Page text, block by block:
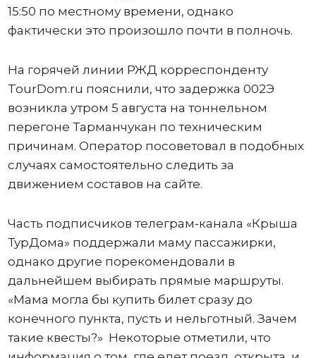
15:50 по местному времени, однако
фактически это произошло почти в полночь.
На горячей линии РЖД корреспонденту
TourDom.ru пояснили, что задержка 002Э
возникла утром 5 августа на тоннельном
перегоне Тарманчукан по техническим
причинам. Оператор посоветовал в подобных
случаях самостоятельно следить за
движением составов на сайте.
Часть подписчиков телеграм-канала «Крыша
ТурДома» поддержали маму пассажирки,
однако другие порекомендовали в
дальнейшем выбирать прямые маршруты.
«Мама могла бы купить билет сразу до
конечного пункта, пусть и нельготный. Зачем
такие квесты?» Некоторые отметили, что